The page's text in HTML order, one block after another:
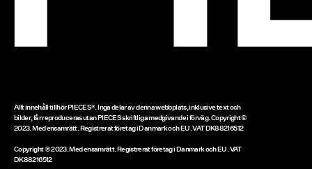
Allt innehåll tillhör PIECES®. Inga delar av denna webbplats, inklusive text och
bilder, får reproduceras utan PIECES skriftliga medgivande i förväg. Copyright ©
2023. Med ensamrätt. Registrerat företag i Danmark och EU. VAT DK88216512
Copyright © 2023. Med ensamrätt. Registrerat företag i Danmark och EU. VAT
DK88216512